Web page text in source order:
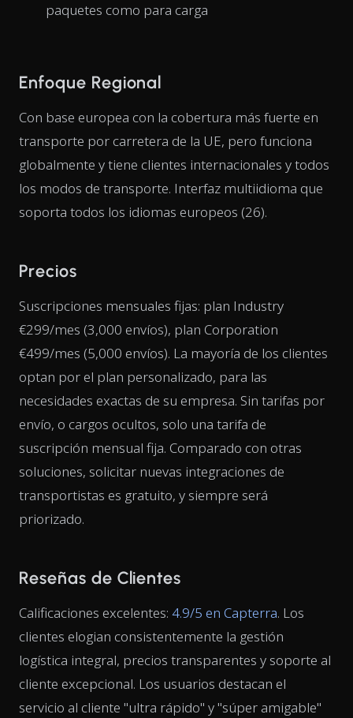
paquetes como para carga
Enfoque Regional
Con base europea con la cobertura más fuerte en
transporte por carretera de la UE, pero funciona
globalmente y tiene clientes internacionales y todos
los modos de transporte. Interfaz multiidioma que
soporta todos los idiomas europeos (26).
Precios
Suscripciones mensuales fijas: plan Industry
€299/mes (3,000 envíos), plan Corporation
€499/mes (5,000 envíos). La mayoría de los clientes
optan por el plan personalizado, para las
necesidades exactas de su empresa. Sin tarifas por
envío, o cargos ocultos, solo una tarifa de
suscripción mensual fija. Comparado con otras
soluciones, solicitar nuevas integraciones de
transportistas es gratuito, y siempre será
priorizado.
Reseñas de Clientes
Calificaciones excelentes: 4.9/5 en Capterra. Los
clientes elogian consistentemente la gestión
logística integral, precios transparentes y soporte al
cliente excepcional. Los usuarios destacan el
servicio al cliente "ultra rápido" y "súper amigable"